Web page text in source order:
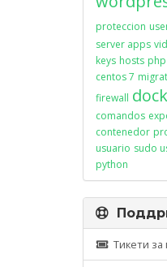
proteccion
server apps
keys hosts php
centos 7
firewall
comandos
contenedor
usuario sudo
python
Тикети